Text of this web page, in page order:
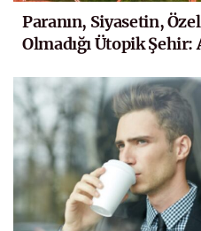
Paranın, Siyasetin,
Olmadığı Ütopik